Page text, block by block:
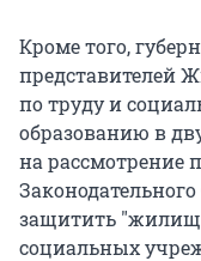
Кроме того,
представителей
по труду и
образованию в
на рассмотрение
защитить
социальных